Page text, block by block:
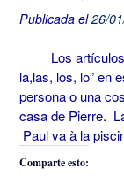
Publicada el26/
Los artículos
la,las, los, lo” en
persona o una
casa de Pierre.
Paul va à la
Comparte esto: